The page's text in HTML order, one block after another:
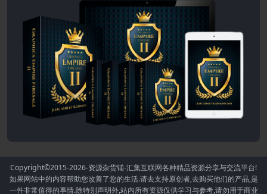
Copyright©2015-2026-资源杂货铺-汇集互联网各种精品资源分享与交流平台!
如果网站中的内容帮助您改善了您的生活.请去支持原创者,去购买他们的产品,是
一件非常值得的事情.除特别声明外,站内所有资源仅供学习与参考,请勿用于商业